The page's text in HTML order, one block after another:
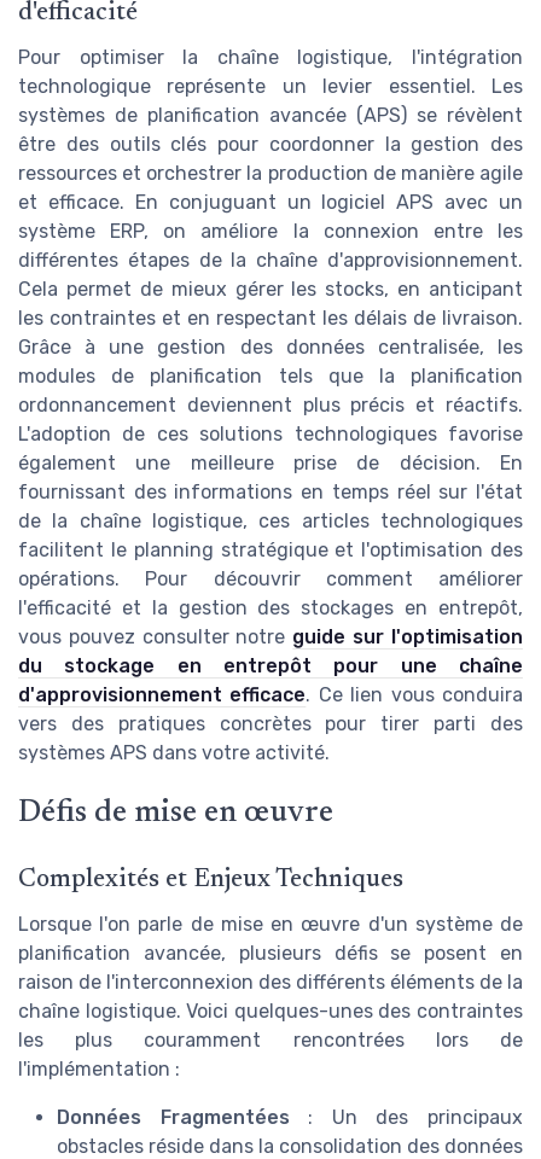
d'efficacité
Pour optimiser la chaîne logistique, l'intégration
technologique représente un levier essentiel. Les
systèmes de planification avancée (APS) se révèlent
être des outils clés pour coordonner la gestion des
ressources et orchestrer la production de manière agile
et efficace. En conjuguant un logiciel APS avec un
système ERP, on améliore la connexion entre les
différentes étapes de la chaîne d'approvisionnement.
Cela permet de mieux gérer les stocks, en anticipant
les contraintes et en respectant les délais de livraison.
Grâce à une gestion des données centralisée, les
modules de planification tels que la planification
ordonnancement deviennent plus précis et réactifs.
L'adoption de ces solutions technologiques favorise
également une meilleure prise de décision. En
fournissant des informations en temps réel sur l'état
de la chaîne logistique, ces articles technologiques
facilitent le planning stratégique et l'optimisation des
opérations. Pour découvrir comment améliorer
l'efficacité et la gestion des stockages en entrepôt,
vous pouvez consulter notre guide sur l'optimisation
du stockage en entrepôt pour une chaîne
d'approvisionnement efficace. Ce lien vous conduira
vers des pratiques concrètes pour tirer parti des
systèmes APS dans votre activité.
Défis de mise en œuvre
Complexités et Enjeux Techniques
Lorsque l'on parle de mise en œuvre d'un système de
planification avancée, plusieurs défis se posent en
raison de l'interconnexion des différents éléments de la
chaîne logistique. Voici quelques-unes des contraintes
les plus couramment rencontrées lors de
l'implémentation :
Données Fragmentées : Un des principaux
obstacles réside dans la consolidation des données